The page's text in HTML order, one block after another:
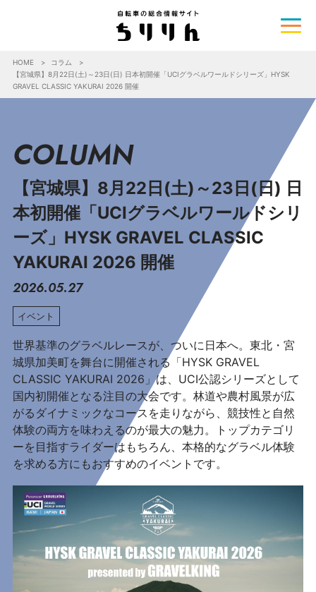
HOME
コラム
【宮城県】8月22日(土)～23日(日) 日本初開催「UCIグラベルワールドシリーズ」HYSK
GRAVEL CLASSIC YAKURAI 2026 開催
COLUMN
【宮城県】8月22日(土)～23日(日) 日
本初開催「UCIグラベルワールドシリ
ーズ」HYSK GRAVEL CLASSIC
YAKURAI 2026 開催
2026.05.27
イベント
世界基準のグラベルレースが、ついに日本へ。東北・宮
城県加美町を舞台に開催される「HYSK GRAVEL
CLASSIC YAKURAI 2026」は、UCI公認シリーズとして
国内初開催となる注目の大会です。林道や農村風景が広
がるダイナミックなコースを走りながら、競技性と自然
体験の両方を味わえるのが最大の魅力。トップカテゴリ
ーを目指すライダーはもちろん、本格的なグラベル体験
を求める方にもおすすめのイベントです。